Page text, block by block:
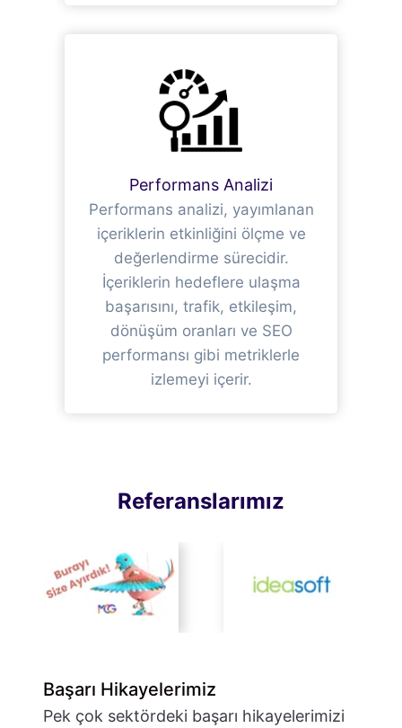
Performans Analizi
Performans analizi, yayımlanan
içeriklerin etkinliğini ölçme ve
değerlendirme sürecidir.
İçeriklerin hedeflere ulaşma
başarısını, trafik, etkileşim,
dönüşüm oranları ve SEO
performansı gibi metriklerle
izlemeyi içerir.
Referanslarımız
Başarı Hikayelerimiz
Pek çok sektördeki başarı hikayelerimizi